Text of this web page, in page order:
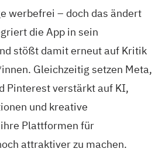
werbefrei – doch das ändert
die App in sein
stößt damit erneut auf Kritik
Gleichzeitig setzen Meta,
Pinterest verstärkt auf KI,
und kreative
Plattformen für
attraktiver zu machen.